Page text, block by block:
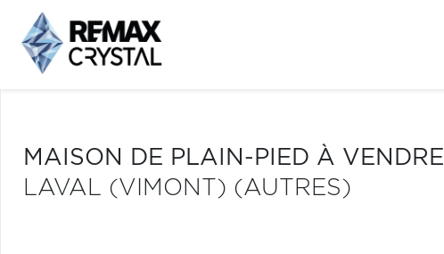
MAISON DE PLAIN-PIED À VENDRE
LAVAL (VIMONT) (AUTRES)